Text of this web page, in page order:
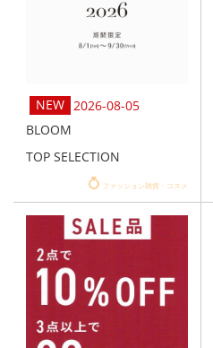
2026-08-05
BLOOM
TOP SELECTION
ファッション雑貨・コスメ